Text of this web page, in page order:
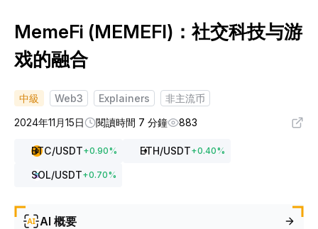
MemeFi (MEMEFI)：社交科技与游
戏的融合
中級 Web3 Explainers
非主流币
2024年11月15日
閱讀時間 7 分鐘 883
BTC/USDT+0.90% ETH/USDT+0.40%
SOL/USDT+0.70%
AI 概要